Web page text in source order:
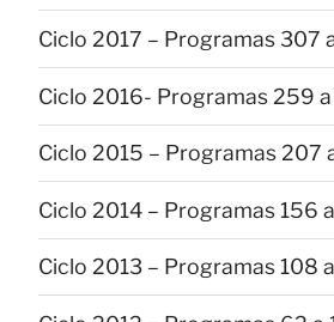
Ciclo 2017 – Programas 307
Ciclo 2016- Programas 259
Ciclo 2015 – Programas 207
Ciclo 2014 – Programas 156
Ciclo 2013 – Programas 108